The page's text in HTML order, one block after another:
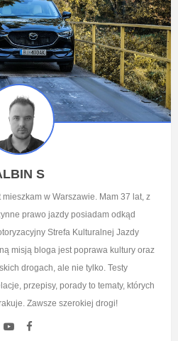
S
w Warszawie. Mam 37 lat, z
prawo jazdy posiadam odkąd
Strefa Kulturalnej Jazdy
misją bloga jest poprawa kultury oraz
drogach, ale nie tylko. Testy
przepisy, porady to tematy, których
Zawsze szerokiej drogi!